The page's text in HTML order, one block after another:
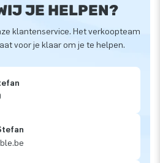
JE HELPEN?
klantenservice. Het verkoopteam
voor je klaar om je te helpen.